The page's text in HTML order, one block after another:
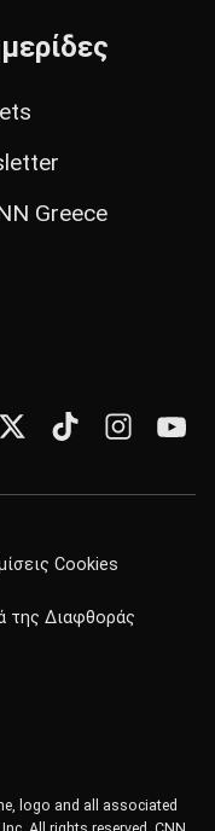
Greece
Cookies
της Διαφθοράς
logo and all associated